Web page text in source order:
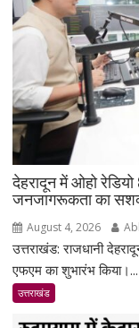
देहरादून में ओहो
जनजागरूकता का
August 4, 2026
उत्तराखंड: राजधानी
एफएम का शुभारंभ किया।...
उत्तराखंड